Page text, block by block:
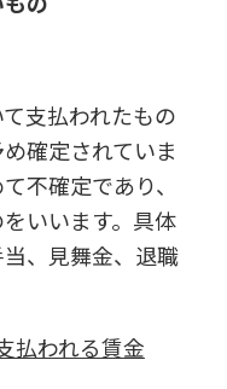
支払われたもの
確定されていま
不確定であり、
いいます。具体
、見舞金、退職
払われる賃金